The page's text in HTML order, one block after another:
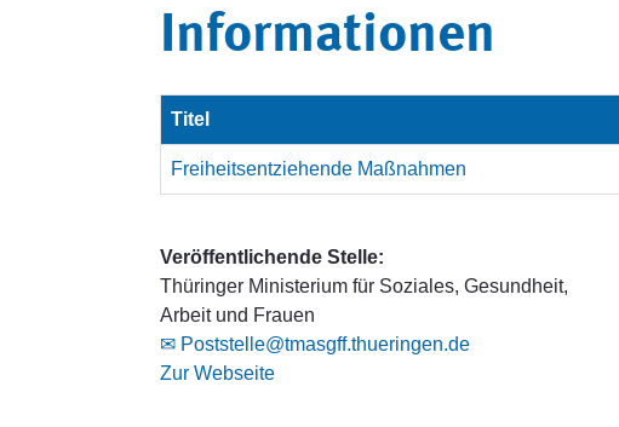
Informationen
Titel
Freiheitsentziehende Maßnahmen
Veröffentlichende Stelle:
Thüringer Ministerium für Soziales, Gesundheit,
Arbeit und Frauen
✉ Poststelle@tmasgff.thueringen.de
Zur Webseite